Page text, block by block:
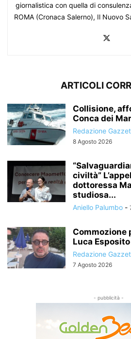
giornalistica con quella di
ROMA (Cronaca Salerno), Il Nuovo
ARTICOLI
Collisione,
Conca dei
Redazione
8 Agosto 2026
civiltà”
dottoressa
studiosa...
Aniello Palumbo -
Commozione
Luca Esposito
Redazione
7 Agosto 2026
- pubblicità -